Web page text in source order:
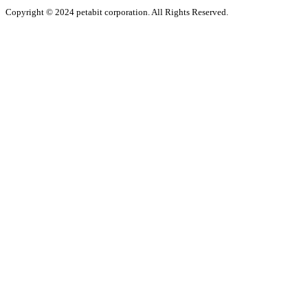
Copyright © 2024 petabit corporation. All Rights Reserved.